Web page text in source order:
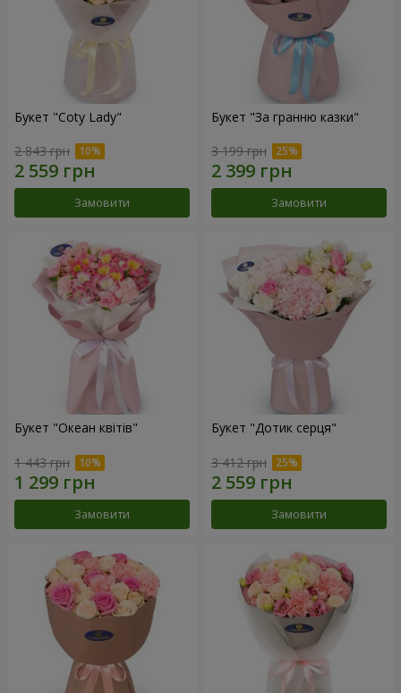
Букет "Coty Lady"
2 843 грн
Замовити
Букет "За гранню казки"
3 199 грн
Замовити
Букет "Океан квітів"
1 443 грн
Замовити
Букет "Дотик серця"
3 412 грн
Замовити